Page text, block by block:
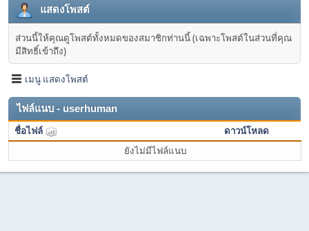
แสดงโพสต์
ส่วนนี้ให้คุณดูโพสต์ทั้งหมดของสมาชิกท่านนี้ (เฉพาะโพสต์ในส่วนที่คุณ
มีสิทธิ์เข้าถึง)
เมนู แสดงโพสต์
ไฟล์แนบ - userhuman
ชื่อไฟล์
ดาวน์โหลด
ยังไม่มีไฟล์แนบ